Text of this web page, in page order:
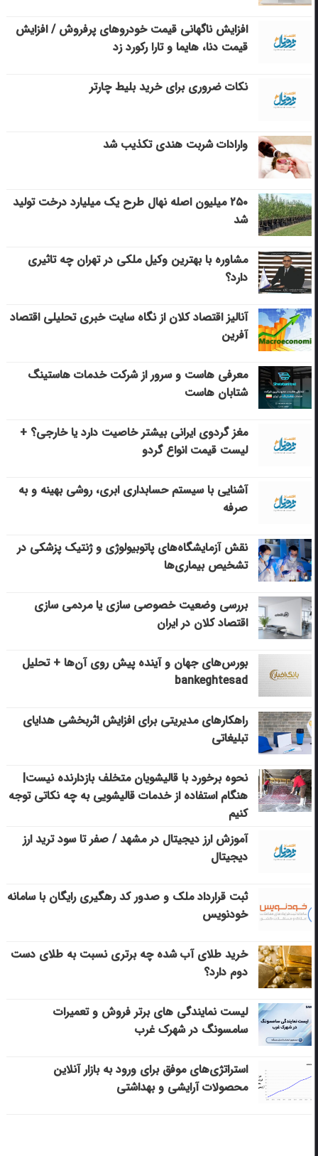
افزایش ناگهانی قیمت خودروهای پرفروش / افزایش
قیمت دنا، هایما و تارا رکورد زد
نکات ضروری برای خرید بلیط چارتر
وارادات شربت هندی تکذیب شد
۲۵۰ میلیون اصله نهال طرح یک میلیارد درخت تولید
شد
مشاوره با بهترین وکیل ملکی در تهران چه تاثیری
دارد؟
آنالیز اقتصاد کلان از نگاه سایت خبری تحلیلی اقتصاد
آفرین
معرفی هاست و سرور از شرکت خدمات هاستینگ
شتابان هاست
مغز گردوی ایرانی بیشتر خاصیت دارد یا خارجی؟ +
لیست قیمت انواع گردو
آشنایی با سیستم حسابداری ابری، روشی بهینه و به
صرفه
نقش آزمایشگاه‌های پاتوبیولوژی و ژنتیک پزشکی در
تشخیص بیماری‌ها
بررسی وضعیت خصوصی سازی یا مردمی سازی
اقتصاد کلان در ایران
بورس‌های جهان و آینده پیش روی آن‌ها + تحلیل
bankeghtesad
راهکارهای مدیریتی برای افزایش اثربخشی هدایای
تبلیغاتی
نحوه برخورد با قالیشویان متخلف بازدارنده نیست|
هنگام استفاده از خدمات قالیشویی به چه نکاتی توجه
کنیم
آموزش ارز دیجیتال در مشهد / صفر تا سود ترید ارز
دیجیتال
ثبت قرارداد ملک و صدور کد رهگیری رایگان با سامانه
خودنویس
خرید طلای آب شده چه برتری نسبت به طلای دست
دوم دارد؟
لیست نمایندگی های برتر فروش و تعمیرات
سامسونگ در شهرک غرب
استراتژی‌های موفق برای ورود به بازار آنلاین
محصولات آرایشی و بهداشتی